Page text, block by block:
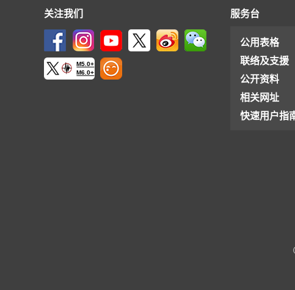
关注我们
M5.0+
M6.0+
服务台
公用表格
联络及支援
公开资料
相关网址
快速用户指